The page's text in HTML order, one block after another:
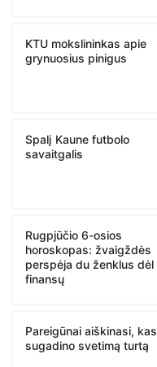
KTU mokslininkas apie
grynuosius pinigus
Spalį Kaune futbolo
savaitgalis
Rugpjūčio 6-osios
horoskopas: žvaigždės
perspėja du ženklus dėl
finansų
Pareigūnai aiškinasi, kas
sugadino svetimą turtą